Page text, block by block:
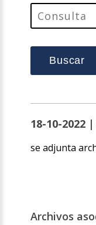
Buscar
18-10-2022 |
se adjunta
Archivos